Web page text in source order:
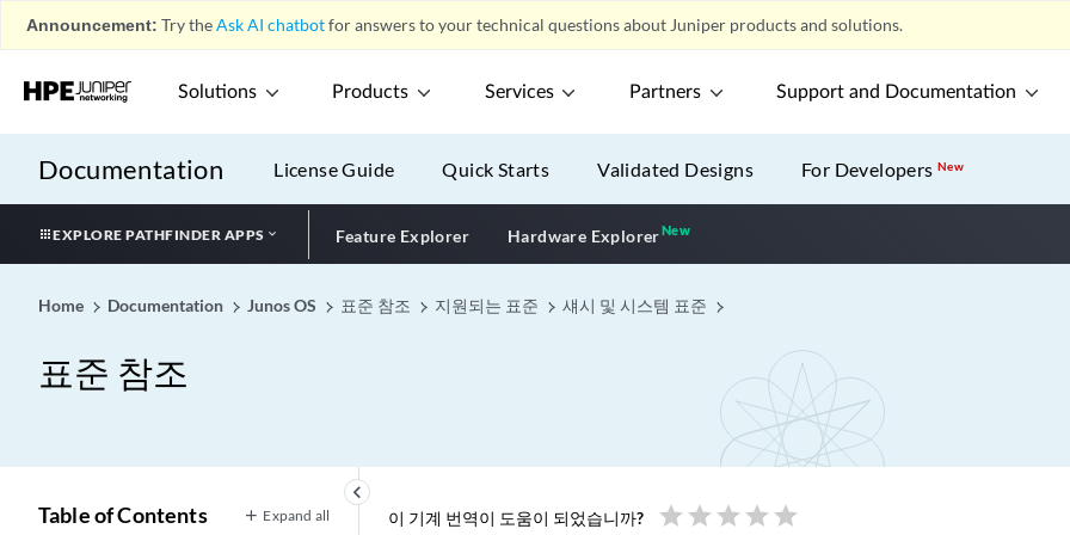
Announcement: Try theAsk AI chatbotfor answers to your technical questions about Juniper products and solutions.
Solutions Products Services Partners Support and Documentation
Documentation License Guide Quick Starts Validated Designs For DevelopersNew
EXPLORE PATHFINDER APPS Feature Explorer Hardware ExplorerNewNew application
Home Documentation Junos OS 표준 참조 지원되는 표준 섀시 및 시스템 표준
표준 참조
keyboard_arrow_left
Table of Contents Expand all 이 기계 번역이 도움이 되었습니까? star star star star star